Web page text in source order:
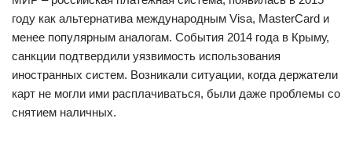
году как альтернатива международным Visa, MasterCard и
менее популярным аналогам. События 2014 года в Крыму,
санкции подтвердили уязвимость использования
иностранных систем. Возникали ситуации, когда держатели
карт не могли ими расплачиваться, были даже проблемы со
снятием наличных.